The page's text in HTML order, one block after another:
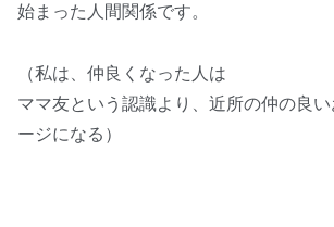
始まった人間関係です。
（私は、仲良くなった人は
ママ友という認識より、近所の仲の良
ージになる）